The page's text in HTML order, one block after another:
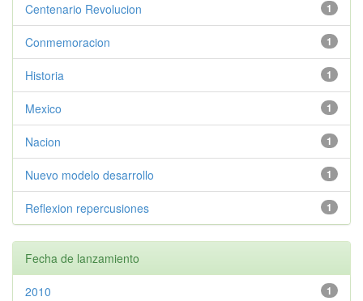
1
Centenario Revolucion
1
Conmemoracion
1
Historia
1
Mexico
1
Nacion
1
Nuevo modelo desarrollo
1
Reflexion repercusiones
Fecha de lanzamiento
1
2010